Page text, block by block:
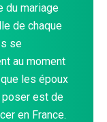
du mariage
de chaque
se
au moment
les époux
est de
en France.